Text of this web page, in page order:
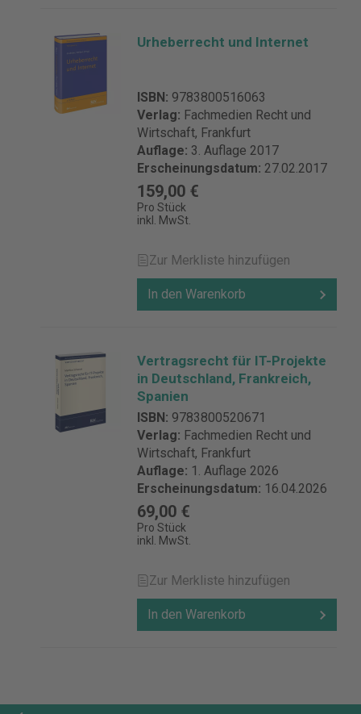
Urheberrecht und Internet
ISBN: 9783800516063
Verlag: Fachmedien Recht und
Wirtschaft, Frankfurt
Auflage: 3. Auflage 2017
Erscheinungsdatum: 27.02.2017
159,00 €
Pro Stück
inkl. MwSt.
Zur Merkliste hinzufügen
In den Warenkorb
Vertragsrecht für IT-Projekte
in Deutschland, Frankreich,
Spanien
ISBN: 9783800520671
Verlag: Fachmedien Recht und
Wirtschaft, Frankfurt
Auflage: 1. Auflage 2026
Erscheinungsdatum: 16.04.2026
69,00 €
Pro Stück
inkl. MwSt.
Zur Merkliste hinzufügen
In den Warenkorb